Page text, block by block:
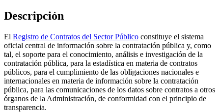
Descripción
El Registro de Contratos del Sector Público constituye el sistema
oficial central de información sobre la contratación pública y, como
tal, el soporte para el conocimiento, análisis e investigación de la
contratación pública, para la estadística en materia de contratos
públicos, para el cumplimiento de las obligaciones nacionales e
internacionales en materia de información sobre la contratación
pública, para las comunicaciones de los datos sobre contratos a otros
órganos de la Administración, de conformidad con el principio de
transparencia.